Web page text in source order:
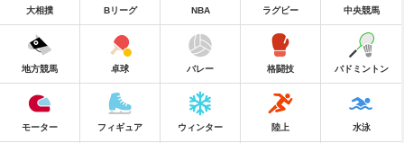
大相撲 Bリーグ NBA ラグビー 中央競馬
地方競馬 卓球 バレー 格闘技 バドミントン
モーター フィギュア ウィンター 陸上 水泳